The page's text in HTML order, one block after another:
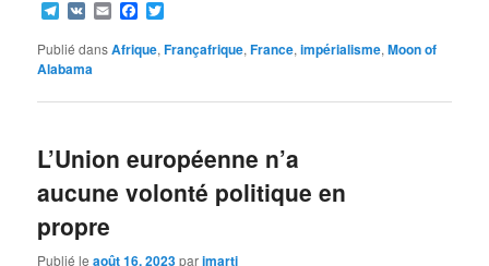
Telegram
VK EmailFacebook
Publié dansAfrique,Françafrique,France,impérialisme,Moon of
Alabama
L’Union européenne n’a
aucune volonté politique en
propre
Publié leaoût 16, 2023parjmarti